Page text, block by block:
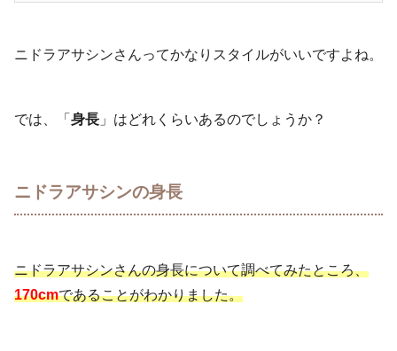
ニドラアサシンさんってかなりスタイルがいいですよね。
では、「 身長 」はどれくらいあるのでしょうか？
ニドラアサシンの身長
ニドラアサシンさんの身長について調べてみたところ、
170cmであることがわかりました。